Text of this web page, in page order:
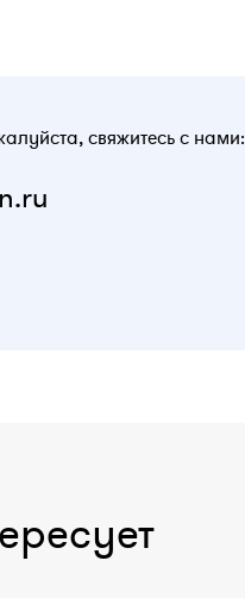
свяжитесь с нами: